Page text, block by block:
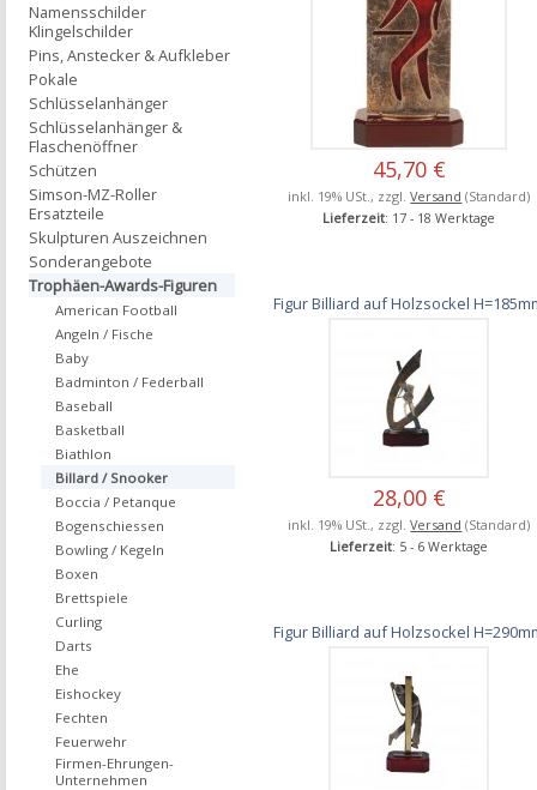
45,70 €
inkl. 19% USt., zzgl.Versand (Standard)
Lieferzeit: 17 - 18 Werktage
Figur Billiard auf Holzsockel
28,00 €
inkl. 19% USt., zzgl.Versand (Standard)
Lieferzeit: 5 - 6 Werktage
Figur Billiard auf Holzsockel
Namensschilder
Klingelschilder
Pins, Anstecker & Aufkleber
Pokale
Schlüsselanhänger
Schlüsselanhänger &
Flaschenöffner
Schützen
Simson-MZ-Roller
Ersatzteile
Skulpturen Auszeichnen
Sonderangebote
Trophäen-Awards-Figuren
American Football
Angeln / Fische
Baby
Badminton / Federball
Baseball
Basketball
Biathlon
Billard / Snooker
Boccia / Petanque
Bogenschiessen
Bowling / Kegeln
Boxen
Brettspiele
Curling
Darts
Ehe
Eishockey
Fechten
Feuerwehr
Firmen-Ehrungen-
Unternehmen